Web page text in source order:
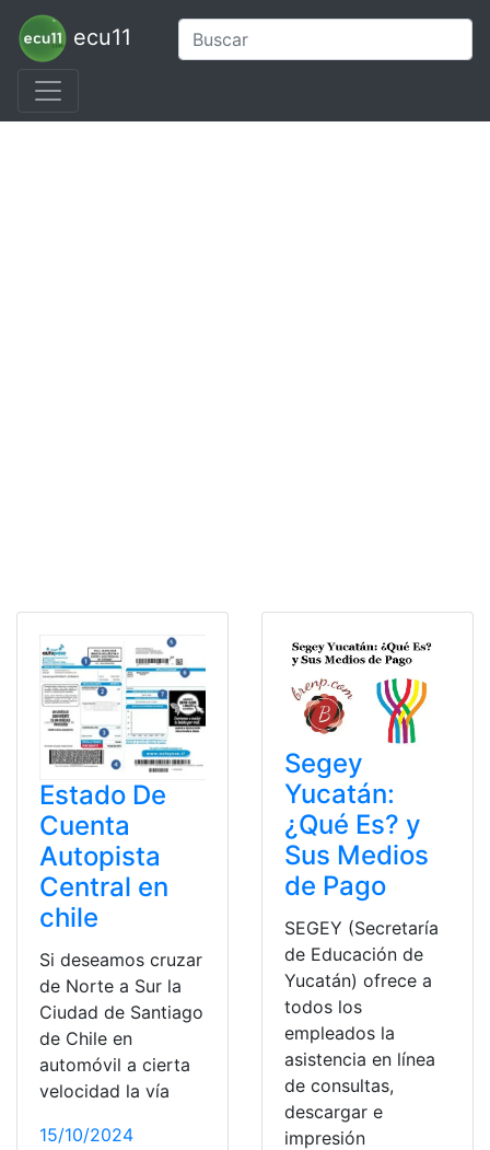
ecu11
Estado De
Cuenta
Autopista
Central en
chile
Si deseamos cruzar
de Norte a Sur la
Ciudad de Santiago
de Chile en
automóvil a cierta
velocidad la vía
15/10/2024
Segey
Yucatán:
¿Qué Es? y
Sus Medios
de Pago
SEGEY (Secretaría
de Educación de
Yucatán) ofrece a
todos los
empleados la
asistencia en línea
de consultas,
descargar e
impresión